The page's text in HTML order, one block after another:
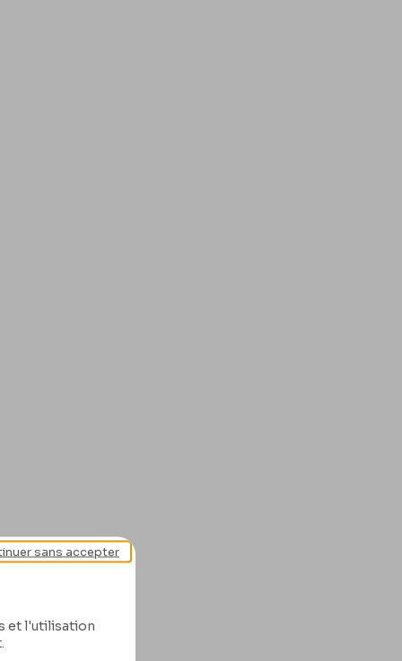
et l'utilisation
sans accepter